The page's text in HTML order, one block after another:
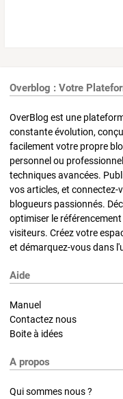
Overblog : Votre
OverBlog est une
constante évolution,
facilement votre propre
personnel ou
techniques avancées.
vos articles, et connectez-
blogueurs passionnés.
optimiser le
visiteurs. Créez votre
et démarquez-vous dans
Aide
Manuel
Contactez nous
Boite à idées
A propos
Qui sommes nous ?